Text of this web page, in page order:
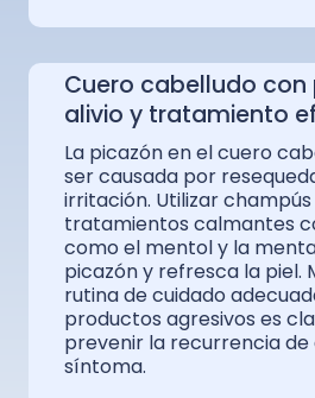
Cuero cabelludo con
alivio y tratamiento
La picazón en el cuero
ser causada por
irritación. Utilizar
tratamientos calmantes
como el mentol y la
picazón y refresca la piel.
rutina de cuidado
productos agresivos es
prevenir la recurrencia
síntoma.